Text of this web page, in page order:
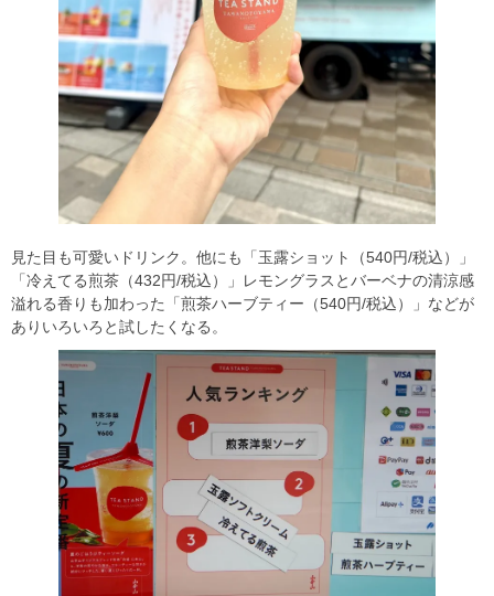
見た目も可愛いドリンク。他にも「玉露ショット（540円/税込）」
「冷えてる煎茶（432円/税込）」レモングラスとバーベナの清涼感
溢れる香りも加わった「煎茶ハーブティー（540円/税込）」などが
ありいろいろと試したくなる。